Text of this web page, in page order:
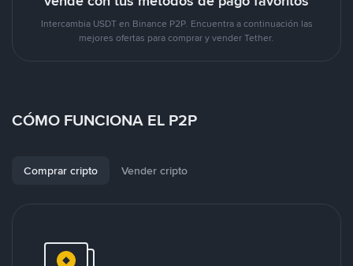
Intercambia USDT en Binance P2P. Encuentra a continuación las
mejores ofertas para comprar y vender Tether.
CÓMO FUNCIONA EL P2P
Comprar cripto Vender cripto